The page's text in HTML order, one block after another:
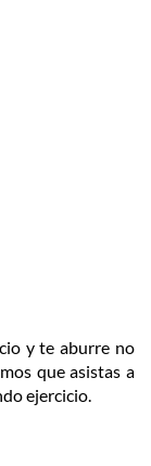
y te aburre no
que asistas a
ejercicio.